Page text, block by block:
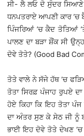
ਸੀ- ਲੈ ਲਓ ਦੋ ਸੁੰਦਰ
ਧਨਪਤਰਾਏ ਆਪਣੀ ਕਾਰ ’ਚ
ਪਿੰਜਰਿਆਂ ’ਚ ਕੈਦ ਤੋਤਿਆਂ
ਪਾਲਣ ਦਾ ਬੜਾ ਸ਼ੌਂਕ ਸੀ
ਦੋਵੇ ਤੋਤੇ? (Good Bad
ਤੋਤੇ ਵਾਲੇ ਨੇ ਸੱਜੇ ਹੱਥ ’ਚ
ਤੋਤਾ ਸਿਰਫ਼ ਪੰਜਾਹ ਰੁਪਏ
ਹੋਏ ਕਿਹਾ ਕਿ ਇਹ ਤੋਤਾ
ਦਾ ਅੰਤਰ ਸੁਣ ਕੇ ਸੇਠ ਜੀ ਨੂੰ
ਭਾਈ ਇਹ ਦੋਵੇ ਤੋਤੇ ਦੇਖਣ ’ਚ